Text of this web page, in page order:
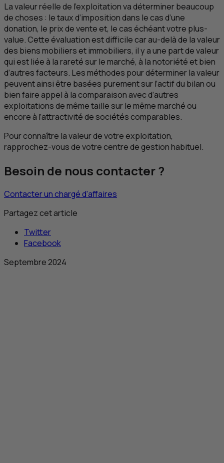
La valeur réelle de l’exploitation va déterminer beaucoup
de choses : le taux d’imposition dans le cas d’une
donation, le prix de vente et, le cas échéant votre plus-
value. Cette évaluation est difficile car au-delà de la valeur
des biens mobiliers et immobiliers, il y a une part de valeur
qui est liée à la rareté sur le marché, à la notoriété et bien
d’autres facteurs. Les méthodes pour déterminer la valeur
peuvent ainsi être basées purement sur l’actif du bilan ou
bien faire appel à la comparaison avec d’autres
exploitations de même taille sur le même marché ou
encore à l’attractivité de sociétés comparables.
Pour connaître la valeur de votre exploitation,
rapprochez-vous de votre centre de gestion habituel.
Besoin de nous contacter ?
Contacter un chargé d’affaires
Partagez cet article
Twitter
Facebook
Septembre 2024